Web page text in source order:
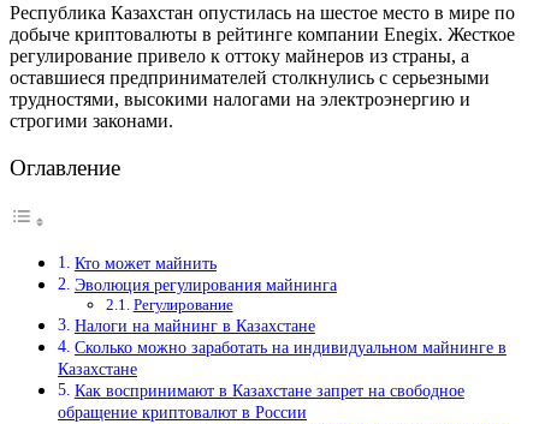
Республика Казахстан опустилась на шестое место в мире по
добыче криптовалюты в рейтинге компании Enegix. Жесткое
регулирование привело к оттоку майнеров из страны, а
оставшиеся предпринимателей столкнулись с серьезными
трудностями, высокими налогами на электроэнергию и
строгими законами.
Оглавление
Кто может майнить
Эволюция регулирования майнинга
Регулирование
Налоги на майнинг в Казахстане
Сколько можно заработать на индивидуальном майнинге в
Казахстане
Как воспринимают в Казахстане запрет на свободное
обращение криптовалют в России